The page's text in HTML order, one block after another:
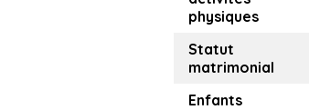
physiques
Statut
matrimonial
Enfants